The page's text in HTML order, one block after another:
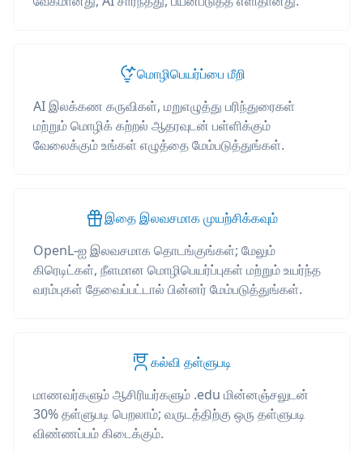
மொழிபெயர்ப்பை மீறி
AI இலக்கண கருவிகள், மறுஎழுத்து பரிந்துரைகள்
மற்றும் மொழிக் கற்றல் ஆதரவுடன் பள்ளிக்கும்
வேலைக்கும் உங்கள் எழுத்தை மேம்படுத்துங்கள்.
இதை இலவசமாக முயற்சிக்கவும்
OpenL-ஐ இலவசமாக தொடங்குங்கள்; மேலும்
கிரெடிட்கள், நீளமான மொழிபெயர்ப்புகள் மற்றும் உயர்ந்த
வரம்புகள் தேவைப்பட்டால் பின்னர் மேம்படுத்துங்கள்.
கல்வி தள்ளுபடி
மாணவர்களும் ஆசிரியர்களும் .edu மின்னஞ்சலுடன்
30% தள்ளுபடி பெறலாம்; வருடத்திற்கு ஒரு தள்ளுபடி
விண்ணப்பம் கிடைக்கும்.